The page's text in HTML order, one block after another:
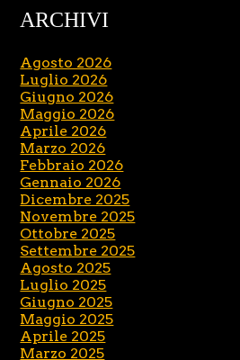
ARCHIVI
Agosto 2026
Luglio 2026
Giugno 2026
Maggio 2026
Aprile 2026
Marzo 2026
Febbraio 2026
Gennaio 2026
Dicembre 2025
Novembre 2025
Ottobre 2025
Settembre 2025
Agosto 2025
Luglio 2025
Giugno 2025
Maggio 2025
Aprile 2025
Marzo 2025